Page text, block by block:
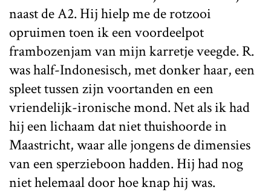
naast de A2. Hij hielp me de rotzooi
opruimen toen ik een voordeelpot
frambozenjam van mijn karretje veegde. R.
was half-Indonesisch, met donker haar, een
spleet tussen zijn voortanden en een
vriendelijk-ironische mond. Net als ik had
hij een lichaam dat niet thuishoorde in
Maastricht, waar alle jongens de dimensies
van een sperzieboon hadden. Hij had nog
niet helemaal door hoe knap hij was.